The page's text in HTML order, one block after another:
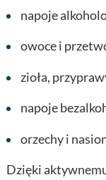
napoje
owoce i
zioła,
napoje
orzechy i
Dzięki